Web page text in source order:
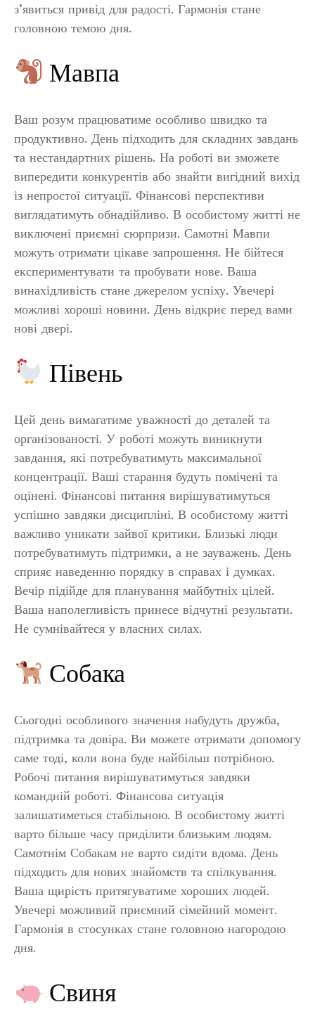
з’явиться привід для радості. Гармонія стане
головною темою дня.
Мавпа
Ваш розум працюватиме особливо швидко та
продуктивно. День підходить для складних завдань
та нестандартних рішень. На роботі ви зможете
випередити конкурентів або знайти вигідний вихід
із непростої ситуації. Фінансові перспективи
виглядатимуть обнадійливо. В особистому житті не
виключені приємні сюрпризи. Самотні Мавпи
можуть отримати цікаве запрошення. Не бійтеся
експериментувати та пробувати нове. Ваша
винахідливість стане джерелом успіху. Увечері
можливі хороші новини. День відкриє перед вами
нові двері.
Півень
Цей день вимагатиме уважності до деталей та
організованості. У роботі можуть виникнути
завдання, які потребуватимуть максимальної
концентрації. Ваші старання будуть помічені та
оцінені. Фінансові питання вирішуватимуться
успішно завдяки дисципліні. В особистому житті
важливо уникати зайвої критики. Близькі люди
потребуватимуть підтримки, а не зауважень. День
сприяє наведенню порядку в справах і думках.
Вечір підійде для планування майбутніх цілей.
Ваша наполегливість принесе відчутні результати.
Не сумнівайтеся у власних силах.
Собака
Сьогодні особливого значення набудуть дружба,
підтримка та довіра. Ви можете отримати допомогу
саме тоді, коли вона буде найбільш потрібною.
Робочі питання вирішуватимуться завдяки
командній роботі. Фінансова ситуація
залишатиметься стабільною. В особистому житті
варто більше часу приділити близьким людям.
Самотнім Собакам не варто сидіти вдома. День
підходить для нових знайомств та спілкування.
Ваша щирість притягуватиме хороших людей.
Увечері можливий приємний сімейний момент.
Гармонія в стосунках стане головною нагородою
дня.
Свиня